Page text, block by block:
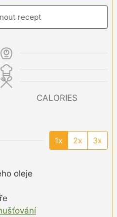
recept
CALORIES
1x 2x 3x
oleje